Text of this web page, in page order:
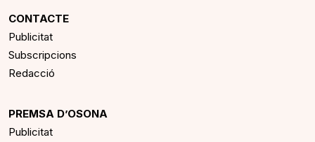
CONTACTE
Publicitat
Subscripcions
Redacció
PREMSA D’OSONA
Publicitat